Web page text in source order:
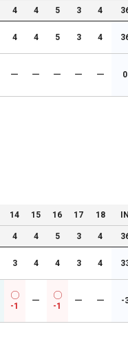
4 4 5 3 4
4 4 5 3 4
ー ー ー ー ー 0
14 15 16 17 18
4 4 5 3 4
3 4 4 3 4
-1
ー
-1
ー ー -